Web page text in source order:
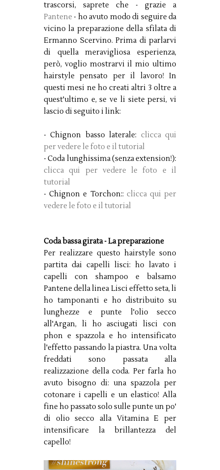
trascorsi, saprete che - grazie a
Pantene - ho avuto modo di seguire da
vicino la preparazione della sfilata di
Ermanno Scervino. Prima di parlarvi
di quella meravigliosa esperienza,
però, voglio mostrarvi il mio ultimo
hairstyle pensato per il lavoro! In
questi mesi ne ho creati altri 3 oltre a
quest'ultimo e, se ve li siete persi, vi
lascio di seguito i link:
- Chignon basso laterale: clicca qui
per vedere le foto e il tutorial
- Coda lunghissima (senza extension!):
clicca qui per vedere le foto e il
tutorial
- Chignon e Torchon:: clicca qui per
vedere le foto e il tutorial
Coda bassa girata - La preparazione
Per realizzare questo hairstyle sono
partita dai capelli lisci: ho lavato i
capelli con shampoo e balsamo
Pantene della linea Lisci effetto seta, li
ho tamponanti e ho distribuito su
lunghezze e punte l'olio secco
all'Argan, li ho asciugati lisci con
phon e spazzola e ho intensificato
l'effetto passando la piastra. Una volta
freddati sono passata alla
realizzazione della coda. Per farla ho
avuto bisogno di: una spazzola per
cotonare i capelli e un elastico! Alla
fine ho passato solo sulle punte un po'
di olio secco alla Vitamina E per
intensificare la brillantezza del
capello!